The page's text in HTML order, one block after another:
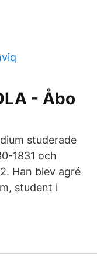
- Åbo
studerade
1831 och
Han blev agré
student i